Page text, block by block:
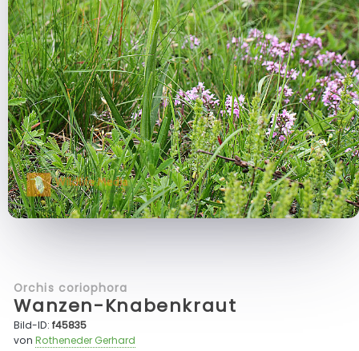
Orchis coriophora
Wanzen-Knabenkraut
Bild-ID:f45835
vonRotheneder Gerhard